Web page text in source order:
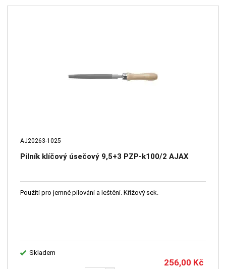
AJ20263-1025
Pilník klíčový úsečový 9,5+3 PZP-k100/2 AJAX
Použití pro jemné pilování a leštění. Křížový sek.
Skladem
256,00 Kč